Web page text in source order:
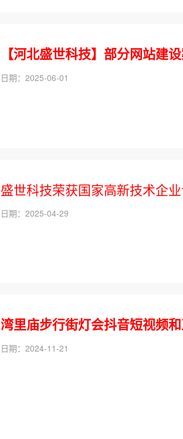
【河北盛世科技】部分网站建
日期：2025-06-01
盛世科技荣获国家高新技术企
日期：2025-04-29
湾里庙步行街灯会抖音短视频
日期：2024-11-21